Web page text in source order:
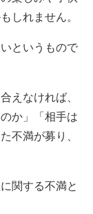
しれません。
というもので
えなければ、
か」「相手は
不満が募り、
関する不満と